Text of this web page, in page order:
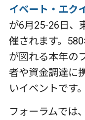
イベート ・ エク
が6月25-26日、
催されます。
が図れる本年の
者や資金調達に
いイベントです
フォーラムでは